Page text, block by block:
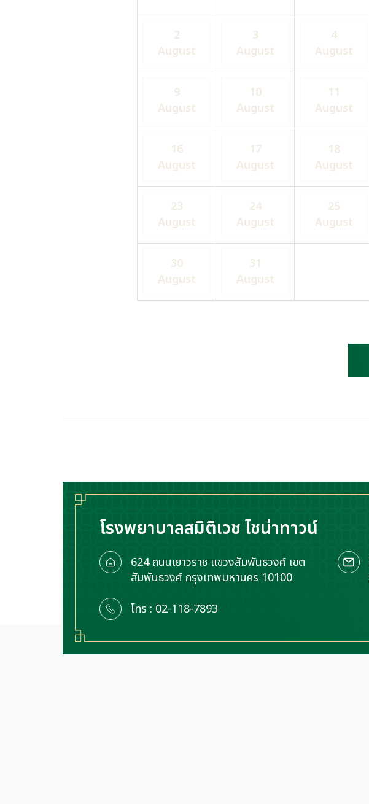
2
August
3
August
4
August
9
August
10
August
11
August
16
August
17
August
18
August
23
August
24
August
25
August
30
August
31
August
โรงพยาบาลสมิติเวช ไชน่าทาวน์
624 ถนนเยาวราช แขวงสัมพันธวงศ์ เขต
สัมพันธวงศ์ กรุงเทพมหานคร 10100
โทร : 02-118-7893